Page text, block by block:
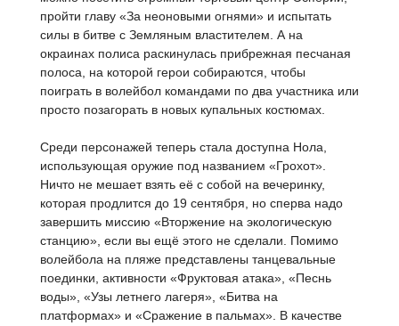
пройти главу «За неоновыми огнями» и испытать
силы в битве с Земляным властителем. А на
окраинах полиса раскинулась прибрежная песчаная
полоса, на которой герои собираются, чтобы
поиграть в волейбол командами по два участника или
просто позагорать в новых купальных костюмах.
Среди персонажей теперь стала доступна Нола,
использующая оружие под названием «Грохот».
Ничто не мешает взять её с собой на вечеринку,
которая продлится до 19 сентября, но сперва надо
завершить миссию «Вторжение на экологическую
станцию», если вы ещё этого не сделали. Помимо
волейбола на пляже представлены танцевальные
поединки, активности «Фруктовая атака», «Песнь
воды», «Узы летнего лагеря», «Битва на
платформах» и «Сражение в пальмах». В качестве